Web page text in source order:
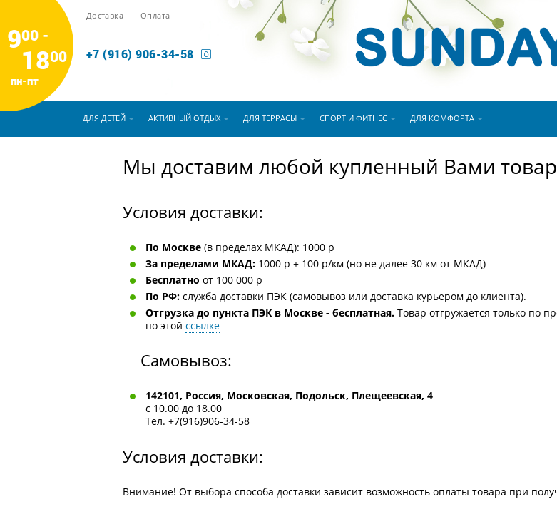
900 -
1800
пн-пт
Доставка Оплата
+7 (916) 906-34-58
ДЛЯ ДЕТЕЙ АКТИВНЫЙ ОТДЫХ ДЛЯ ТЕРРАСЫ СПОРТ И ФИТНЕС ДЛЯ КОМФОРТА
Мы доставим любой купленный Вами
Условия доставки:
По Москве (в пределах МКАД): 1000 р
За пределами МКАД: 1000 р + 100 р/км (но не далее 30 км от МКАД)
Бесплатно от 100 000 р
По РФ: служба доставки ПЭК (самовывоз или доставка курьером до клиента).
Отгрузка до пункта ПЭК в Москве - бесплатная. Товар отгружается только по
по этой ссылке
Самовывоз:
142101, Россия, Московская, Подольск, Плещеевская, 4
с 10.00 до 18.00
Тел. +7(916)906-34-58
Условия доставки:
Внимание! От выбора способа доставки зависит возможность оплаты товара при